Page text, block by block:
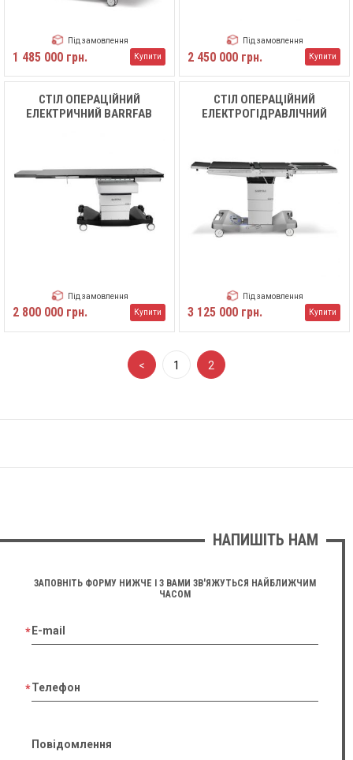
Під замовлення
1 485 000 грн. Купити
Під замовлення
2 450 000 грн. Купити
СТІЛ ОПЕРАЦІЙНИЙ
ЕЛЕКТРИЧНИЙ BARRFAB
Під замовлення
2 800 000 грн. Купити
СТІЛ ОПЕРАЦІЙНИЙ
ЕЛЕКТРОГІДРАВЛІЧНИЙ
Під замовлення
3 125 000 грн. Купити
< 1 2
НАПИШІТЬ НАМ
ЗАПОВНІТЬ ФОРМУ НИЖЧЕ І З ВАМИ ЗВ'ЯЖУТЬСЯ НАЙБЛИЖЧИМ
ЧАСОМ
E-mail
Телефон
Повідомлення